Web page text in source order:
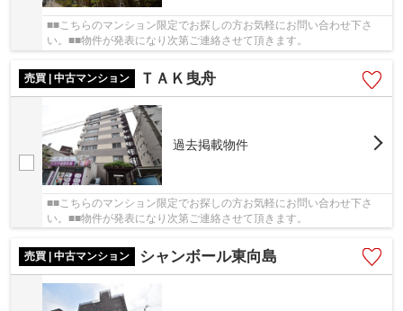
■■こちらのマンション限定でお探しの方お気軽にお問い合わせ下さ
い。■■物件が発表になり次第ご連絡させて頂きます。
売買 | 中古マンション ＴＡＫ曳舟
過去掲載物件
■■こちらのマンション限定でお探しの方お気軽にお問い合わせ下さ
い。■■物件が発表になり次第ご連絡させて頂きます。
売買 | 中古マンション シャンボール東向島